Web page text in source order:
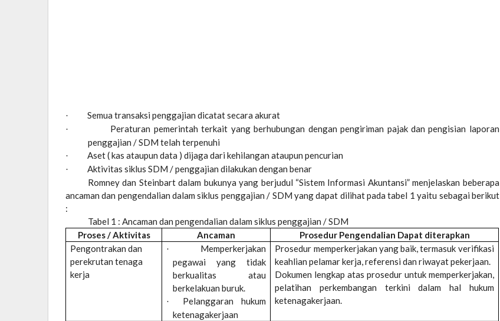
· Semua transaksi penggajian dicatat secara akurat
·
Peraturan pemerintah terkait yang berhubungan dengan pengiriman pajak dan pengisian laporan
penggajian / SDM telah terpenuhi
· Aset ( kas ataupun data ) dijaga dari kehilangan ataupun pencurian
·
Aktivitas siklus SDM / penggajian dilakukan dengan benar
Romney dan Steinbart dalam bukunya yang berjudul “Sistem Informasi Akuntansi” menjelaskan beberapa
ancaman dan pengendalian dalam siklus penggajian / SDM yang dapat dilihat pada tabel 1 yaitu sebagai berikut
:
Tabel 1 : Ancaman dan pengendalian dalam siklus penggajian / SDM
Proses / Aktivitas
Ancaman
Prosedur Pengendalian Dapat diterapkan
Pengontrakan dan
perekrutan tenaga
kerja
·
Memperkerjakan
pegawai yang tidak
berkualitas atau
berkelakuan buruk.
·
Pelanggaran hukum
ketenagakerjaan
Prosedur memperkerjakan yang baik, termasuk verifikasi
keahlian pelamar kerja, referensi dan riwayat pekerjaan.
Dokumen lengkap atas prosedur untuk memperkerjakan,
pelatihan perkembangan terkini dalam hal hukum
ketenagakerjaan.